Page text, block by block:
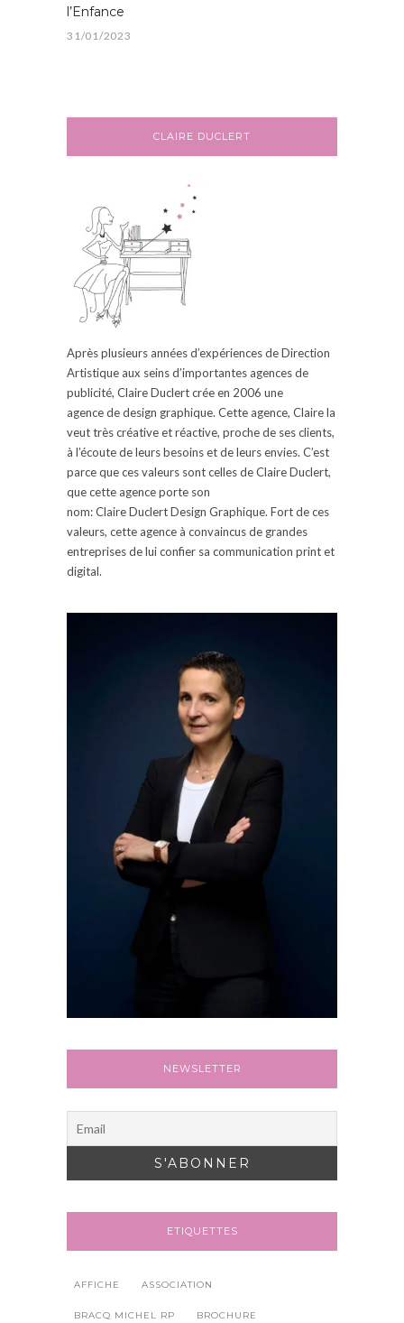
l’Enfance
31/01/2023
CLAIRE DUCLERT
Après plusieurs années d’expériences de Direction
Artistique aux seins d’importantes agences de
publicité, ClaireDuclertcrée en 2006 une
agencede design graphique. Cette agence, Claire la
veut très créative et réactive, proche de ses clients,
à l’écoute de leurs besoins et de leurs envies. C’est
parce que ces valeurs sont celles de ClaireDuclert,
que cette agence porte son
nom:ClaireDuclertDesign Graphique. Fort de ces
valeurs, cette agence à convaincus de grandes
entreprises de lui confier sa communication printet
digital.
NEWSLETTER
ETIQUETTES
AFFICHE ASSOCIATION
BRACQ MICHEL RP BROCHURE